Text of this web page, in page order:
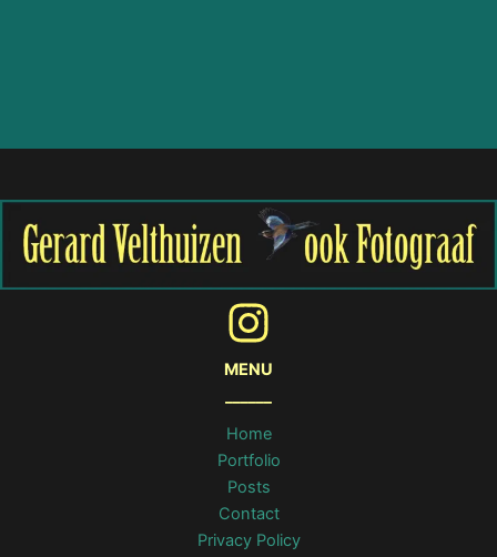
MENU
Home
Portfolio
Posts
Contact
Privacy Policy